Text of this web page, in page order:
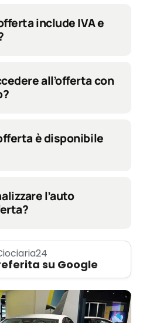
include IVA e
all’offerta con
è disponibile
l’auto
su Google